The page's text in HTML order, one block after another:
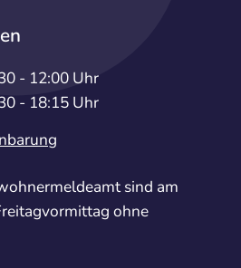
- 12:00 Uhr
- 18:15 Uhr
sind am
ohne